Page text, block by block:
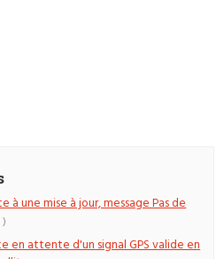
à une mise à jour, message Pas de
en attente d'un signal GPS valide en